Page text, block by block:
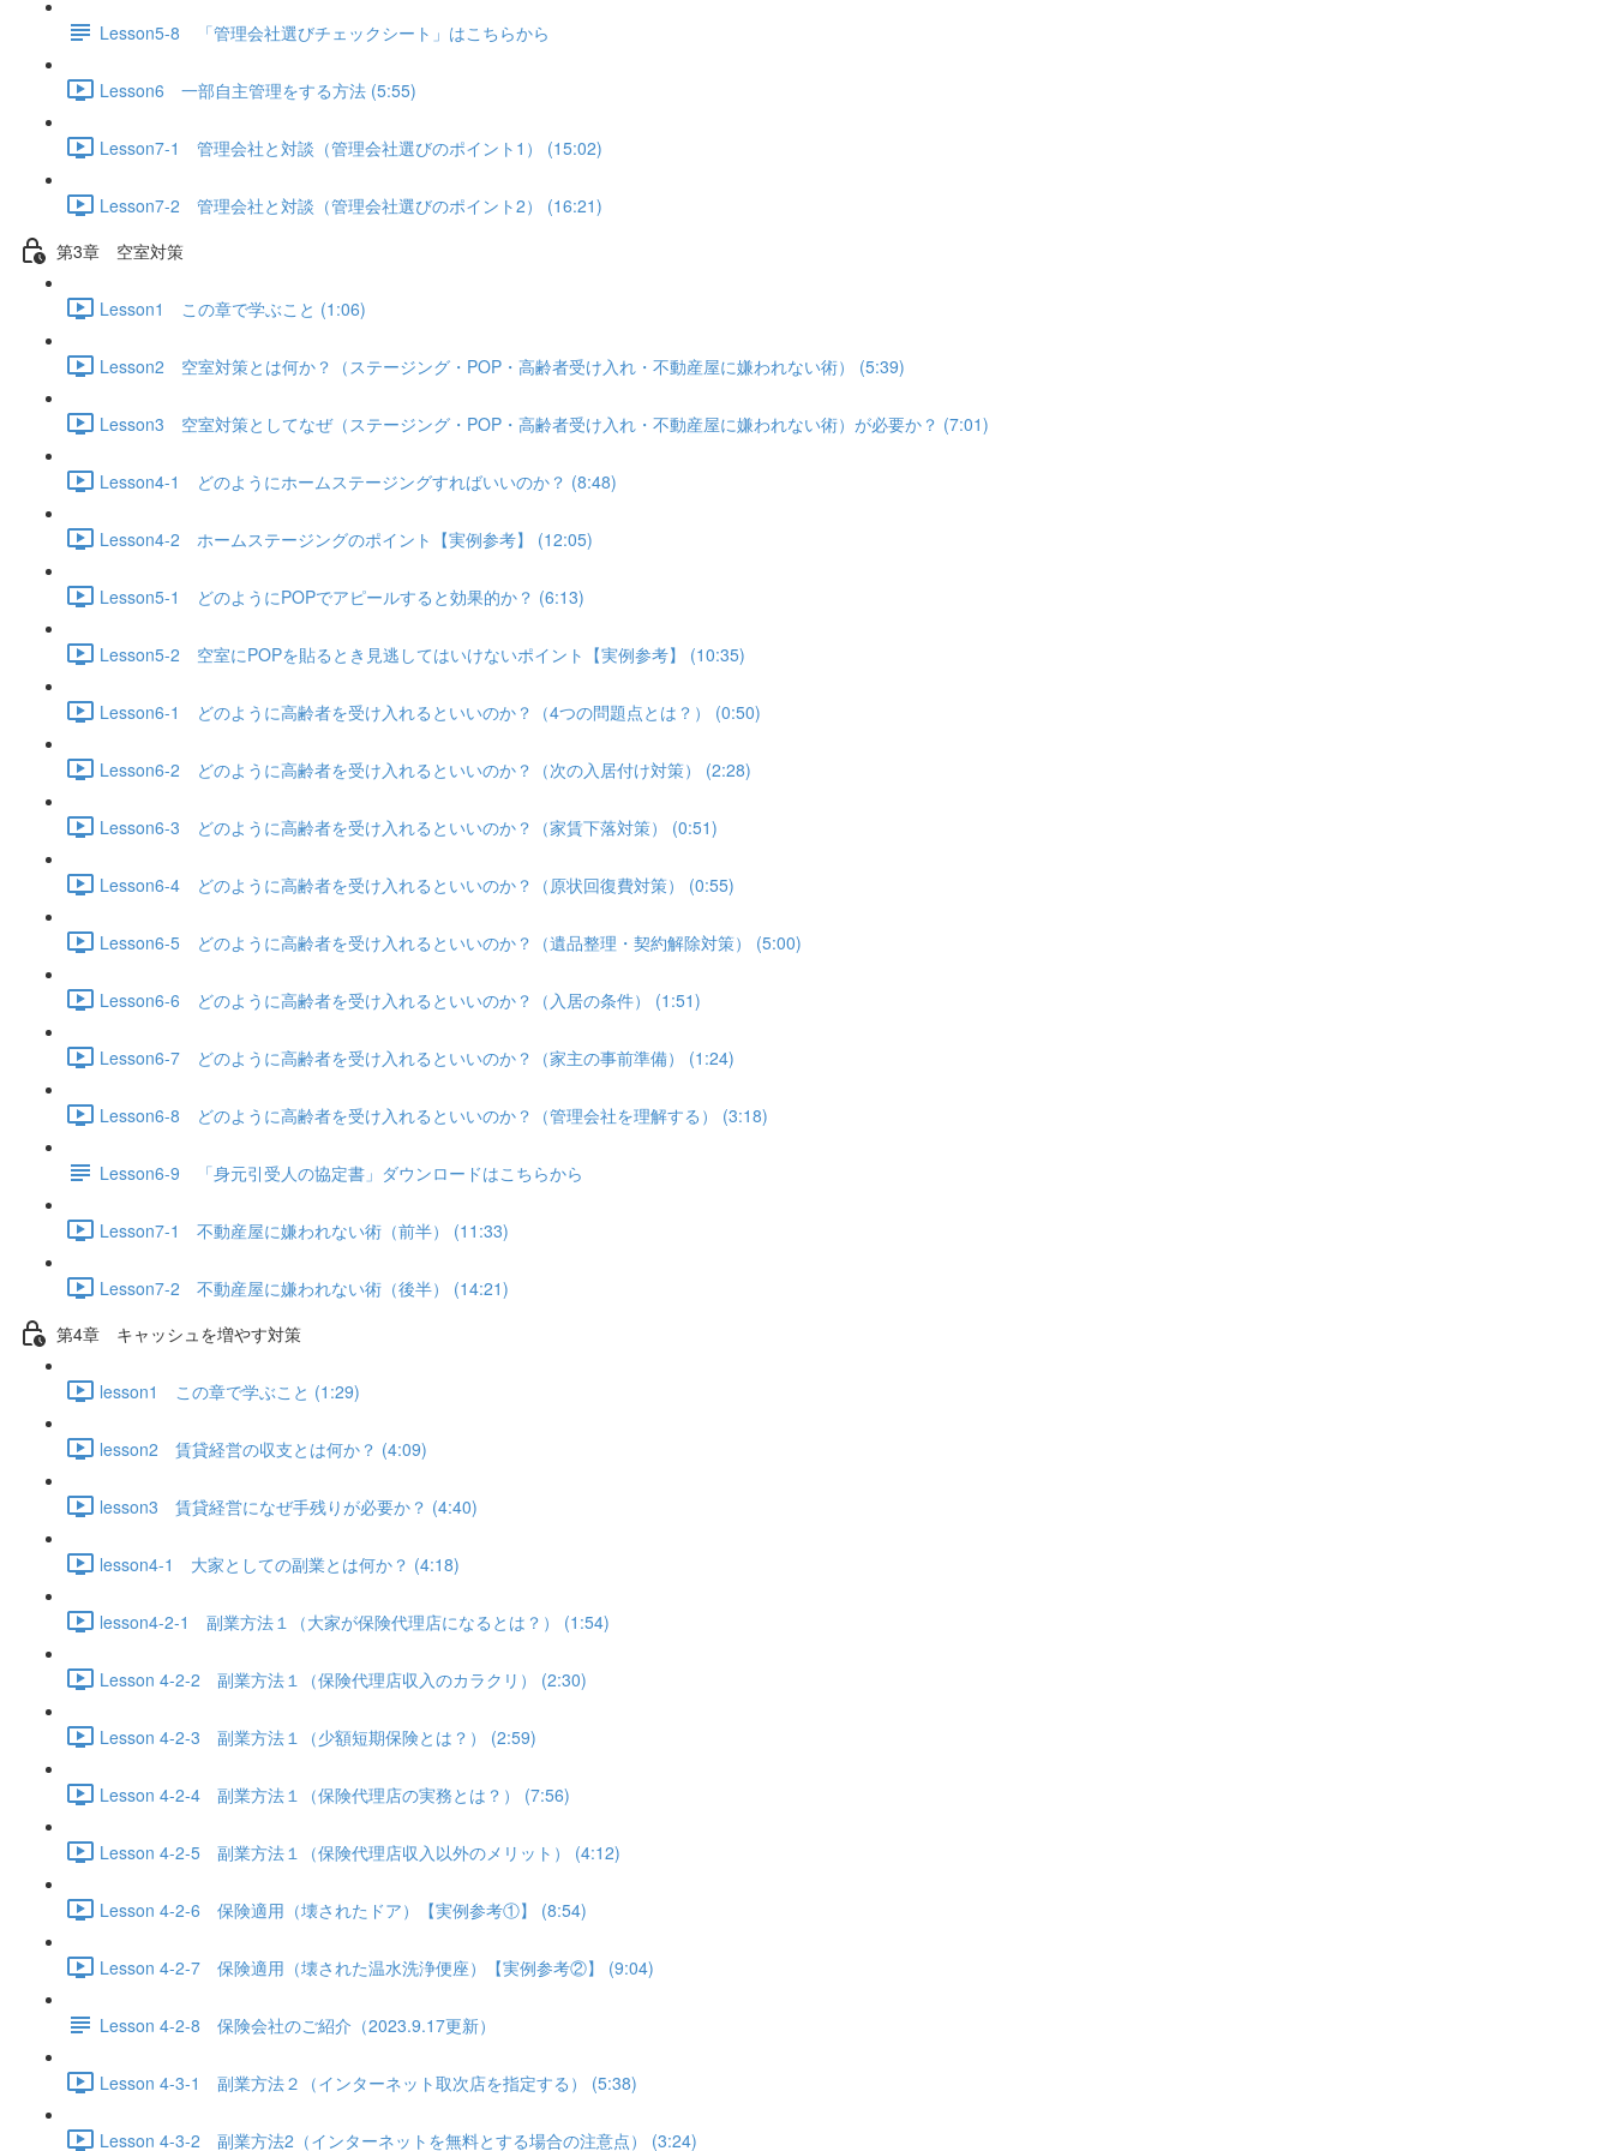
Lesson5-8 「管理会社選びチェックシート」はこちらから
Lesson6 一部自主管理をする方法 (5:55)
Lesson7-1 管理会社と対談（管理会社選びのポイント1） (15:02)
Lesson7-2 管理会社と対談（管理会社選びのポイント2） (16:21)
第3章 空室対策
Lesson1 この章で学ぶこと (1:06)
Lesson2 空室対策とは何か？（ステージング・POP・高齢者受け入れ・不動産屋に嫌われない術） (5:39)
Lesson3 空室対策としてなぜ（ステージング・POP・高齢者受け入れ・不動産屋に嫌われない術）が必要か？ (7:01)
Lesson4-1 どのようにホームステージングすればいいのか？ (8:48)
Lesson4-2 ホームステージングのポイント【実例参考】 (12:05)
Lesson5-1 どのようにPOPでアピールすると効果的か？ (6:13)
Lesson5-2 空室にPOPを貼るとき見逃してはいけないポイント【実例参考】 (10:35)
Lesson6-1 どのように高齢者を受け入れるといいのか？（4つの問題点とは？） (0:50)
Lesson6-2 どのように高齢者を受け入れるといいのか？（次の入居付け対策） (2:28)
Lesson6-3 どのように高齢者を受け入れるといいのか？（家賃下落対策） (0:51)
Lesson6-4 どのように高齢者を受け入れるといいのか？（原状回復費対策） (0:55)
Lesson6-5 どのように高齢者を受け入れるといいのか？（遺品整理・契約解除対策） (5:00)
Lesson6-6 どのように高齢者を受け入れるといいのか？（入居の条件） (1:51)
Lesson6-7 どのように高齢者を受け入れるといいのか？（家主の事前準備） (1:24)
Lesson6-8 どのように高齢者を受け入れるといいのか？（管理会社を理解する） (3:18)
Lesson6-9 「身元引受人の協定書」ダウンロードはこちらから
Lesson7-1 不動産屋に嫌われない術（前半） (11:33)
Lesson7-2 不動産屋に嫌われない術（後半） (14:21)
第4章 キャッシュを増やす対策
lesson1 この章で学ぶこと (1:29)
lesson2 賃貸経営の収支とは何か？ (4:09)
lesson3 賃貸経営になぜ手残りが必要か？ (4:40)
lesson4-1 大家としての副業とは何か？ (4:18)
lesson4-2-1 副業方法１（大家が保険代理店になるとは？） (1:54)
Lesson 4-2-2 副業方法１（保険代理店収入のカラクリ） (2:30)
Lesson 4-2-3 副業方法１（少額短期保険とは？） (2:59)
Lesson 4-2-4 副業方法１（保険代理店の実務とは？） (7:56)
Lesson 4-2-5 副業方法１（保険代理店収入以外のメリット） (4:12)
Lesson 4-2-6 保険適用（壊されたドア）【実例参考①】 (8:54)
Lesson 4-2-7 保険適用（壊された温水洗浄便座）【実例参考②】 (9:04)
Lesson 4-2-8 保険会社のご紹介（2023.9.17更新）
Lesson 4-3-1 副業方法２（インターネット取次店を指定する） (5:38)
Lesson 4-3-2 副業方法2（インターネットを無料とする場合の注意点） (3:24)